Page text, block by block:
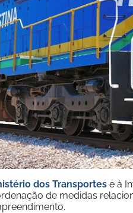
dos Transportes e à
de medidas